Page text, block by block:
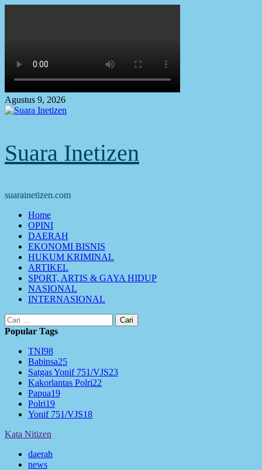
Agustus 9, 2026
Suara Inetizen
suarainetizen.com
Primary
Menu
Home
OPINI
DAERAH
EKONOMI BISNIS
HUKUM KRIMINAL
ARTIKEL
SPORT, ARTIS & GAYA HIDUP
NASIONAL
INTERNASIONAL
Cari
untuk:
Popular Tags
TNI98
Babinsa25
Satgas Yonif 751/VJS23
Kakorlantas Polri22
Papua19
Polri19
Yonif 751/VJS18
Kata Nitizen
daerah
news